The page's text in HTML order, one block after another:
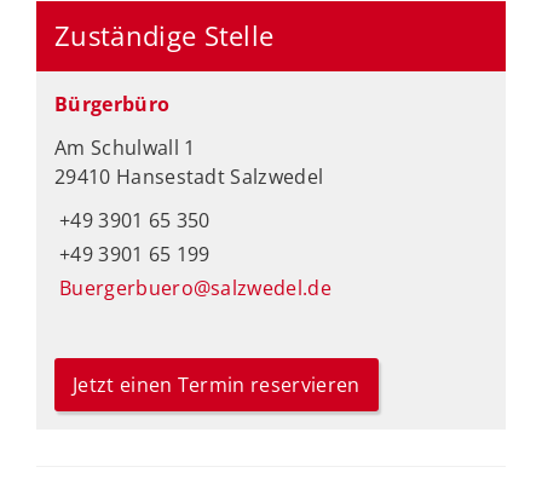
Zuständige Stelle
Bürgerbüro
Am Schulwall 1
29410 Hansestadt Salzwedel
+49 3901 65 350
+49 3901 65 199
Buergerbuero@salzwedel.de
Jetzt einen Termin reservieren